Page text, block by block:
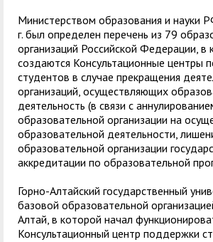
Министерством образования и науки
г. был определен перечень из 79
организаций Российской Федерации, в
создаются Консультационные центры
студентов в случае прекращения
организаций, осуществляющих
деятельность (в связи с
образовательной организации на
образовательной деятельности,
образовательной организации
аккредитации по образовательной
Горно-Алтайский государственный
базовой образовательной
Алтай, в которой начал
Консультационный центр поддержки